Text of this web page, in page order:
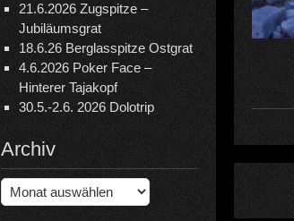
21.6.2026 Zugspitze –
Jubiläumsgrat
18.6.26 Berglasspitze Ostgrat
4.6.2026 Poker Face –
Hinterer Tajakopf
30.5.-2.6. 2026 Dolotrip
Archiv
Archiv